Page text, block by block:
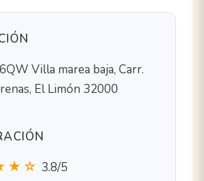
Villa marea baja, Carr.
El Limón 32000
3.8/5